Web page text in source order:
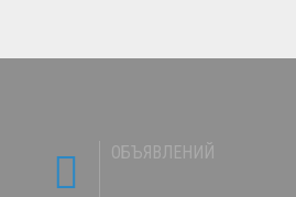
ОБЪЯВЛЕНИЙ